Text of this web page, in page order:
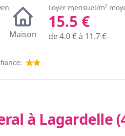
Maison
Loyer mensuel/m²
15.5 €
de4.0€ à 11.7€
à Lagardelle